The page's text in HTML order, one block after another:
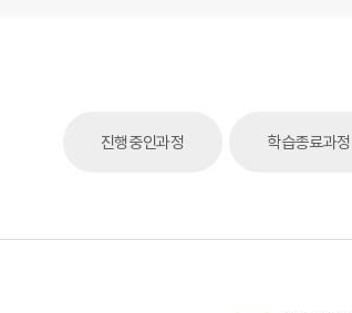
진행중인과정 학습종료과정